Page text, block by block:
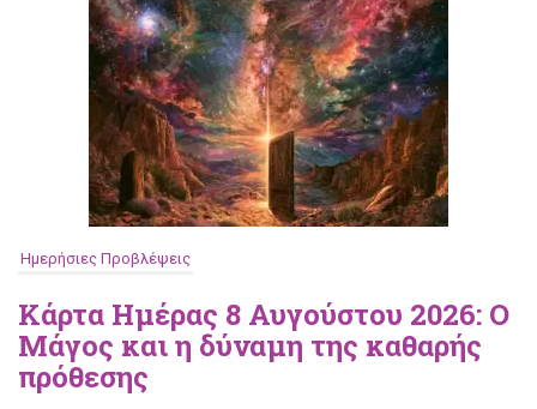
Ημερήσιες Προβλέψεις
Κάρτα Ημέρας 8 Αυγούστου 2026: Ο
Μάγος και η δύναμη της καθαρής
πρόθεσης